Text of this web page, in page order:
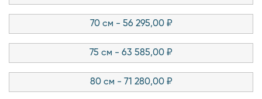
70 см - 56 295,00 ₽
75 см - 63 585,00 ₽
80 см - 71 280,00 ₽